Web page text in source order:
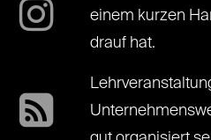
einem kurzen
drauf hat.